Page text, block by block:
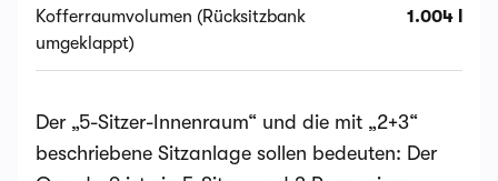
Kofferraumvolumen (Rücksitzbank
umgeklappt)
1.004 l
Der „5-Sitzer-Innenraum“ und die mit „2+3“
beschriebene Sitzanlage sollen bedeuten: Der